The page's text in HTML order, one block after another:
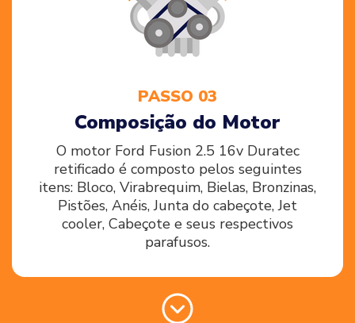
PASSO 03
Composição do Motor
O motor Ford Fusion 2.5 16v Duratec
retificado é composto pelos seguintes
itens: Bloco, Virabrequim, Bielas, Bronzinas,
Pistões, Anéis, Junta do cabeçote, Jet
cooler, Cabeçote e seus respectivos
parafusos.